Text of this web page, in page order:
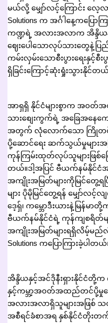
မယ်လို့ မျှော်လင့်ကြောင်း လေ့
Solutions က အင်္ဂါနေ့ကပြ
ကဏ္ဍရဲ့ အလားအလာက အိန္ဒိယ
ဈေးပေါသောလုပ်သားတွေနဲ့ပြ
ကမ်းလှမ်းသောစီးပွားရေးနှင့်စီး
ရှိခြင်းကြောင့်ဆုံးရှုံးသွားနိုင်
အာရှရှိ နိုင်ငံများစွာက
သားစျေးကွက်ရဲ့ အခြေအနေကေ
အတွက် လုံလောက်သော ကြိုတင်
ပို့ဆောင်ရေး ဆက်သွယ်မှုများ
ကုန်ကြမ်းထုတ်လုပ်သူများဖြစ်က
တယ်။ဒါ့အပြင် ဗီယက်နမ်နိုင်ငံအန
အကျိုးအမြတ်များကိုမြင်တွေ့ရပ
များ ပိုမိုမြင်တွေ့ရန် မျှော်လ
ဒေ့ရှ်၊ ကမ္ဘောဒီးယားနဲ့မြန်မ
ဗီယက်နမ်နိုင်ငံရဲ့ ကုန်ကျစရိတ်မ
အကျိုးအမြတ်များရရှိလိမ့်မည်လို့
Solutions ကပြောကြားခဲ့ပါတယ်
အိန္ဒိယနှင့်အင်ဒိုနီးရှားနိုင်ငံတို့က
နှင့်ကမ္ဘာ့အ၀တ်အထည်တင်ပို့
အလားအလာရှိသူများအဖြစ်
အစီရင်ခံစာအရ နှစ်နိုင်ငံတိုးတ